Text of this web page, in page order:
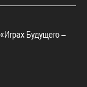
Будущего –